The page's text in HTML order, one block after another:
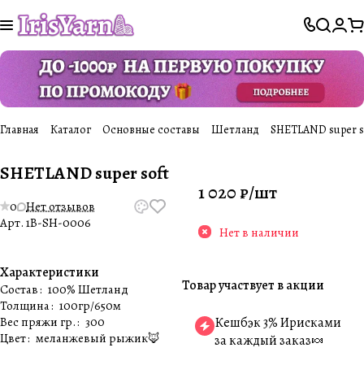
Главная Каталог Основные составы Шетланд SHETLAND super
SHETLAND super soft
0 Нет отзывов
Арт. 1B-SH-0006
Характеристики
Состав: 100% Шетланд
Толщина: 100гр/650м
Вес пряжи гр.: 300
Цвет: меланжевый рыжик🦊
1 020 ₽/шт
Нет в наличии
Товар участвует в акции
Кешбэк 3% Ирисками
за каждый заказ🍬